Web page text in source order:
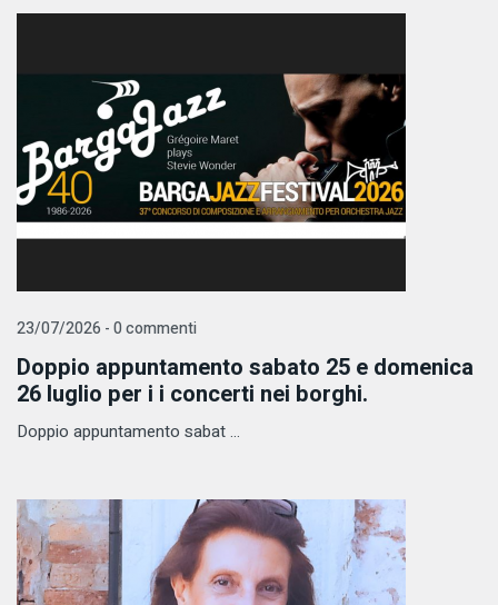
23/07/2026 - 0 commenti
Doppio appuntamento sabato 25 e domenica
26 luglio per i i concerti nei borghi.
Doppio appuntamento sabat ...